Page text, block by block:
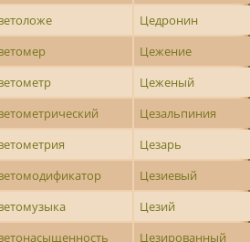
Цедронин
Цежение
Цеженый
Цезальпиния
Цезарь
Цезиевый
Цезий
Цезированный